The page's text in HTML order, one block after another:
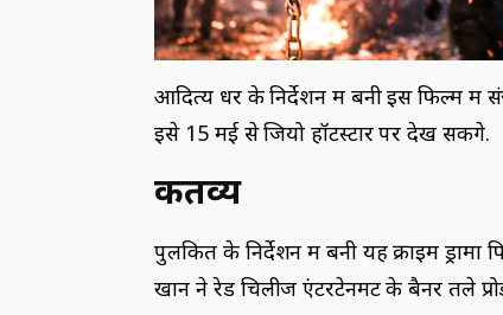
आदित्य धर के निर्देशन में बनी इस फिल्म
इसे 15 मई से जियो हॉटस्टार पर देख सकेंगे.
कर्तव्य
पुलकित के निर्देशन में बनी यह क्राइम ड्रामा
खान ने रेड चिलीज एंटरटेनमेंट के बैनर तले